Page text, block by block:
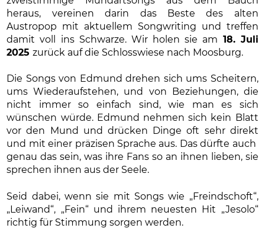
heraus, vereinen darin das Beste des alten
Austropop mit aktuellem Songwriting und treffen
damit voll ins Schwarze. Wir holen sie am 18. Juli
2025zurück auf die Schlosswiese nach Moosburg.
Die Songs von Edmund drehen sich ums Scheitern,
ums Wiederaufstehen, und von Beziehungen, die
nicht immer so einfach sind, wie man es sich
wünschen würde. Edmund nehmen sich kein Blatt
vor den Mund und drücken Dinge oft sehr direkt
und mit einer präzisen Sprache aus. Das dürfte auch
genau das sein, was ihre Fans so an ihnen lieben, sie
sprechen ihnen aus der Seele.
Seid dabei, wenn sie mit Songs wie „Freindschoft“,
„Leiwand“, „Fein“ und ihrem neuesten Hit „Jesolo“
richtig für Stimmung sorgen werden.